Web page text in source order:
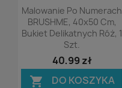
Podgląd
Malowanie Po Numerach
BRUSHME, 40x50 Cm,
Bukiet Delikatnych Róż, 1
Szt.
40,99 zł
 DO KOSZYKA